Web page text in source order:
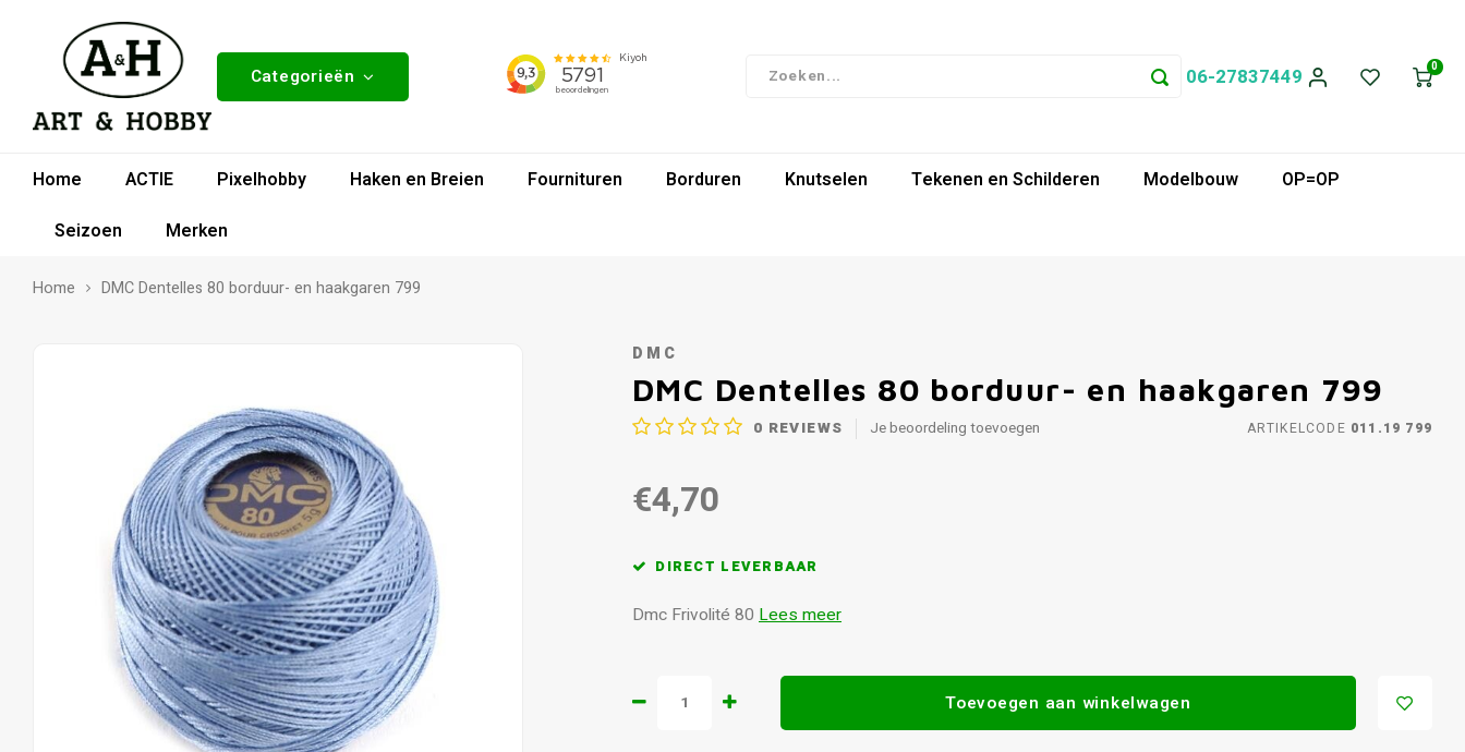
Categorieën 06-27837449 0
Home ACTIE Pixelhobby Haken en Breien Fournituren Borduren Knutselen Tekenen en Schilderen Modelbouw
OP=OP
Seizoen
Merken
Home DMC Dentelles 80 borduur- en haakgaren 799
DMC
DMC Dentelles 80 borduur- en haakgaren 799
0 REVIEWS Je beoordeling toevoegen ARTIKELCODE 011.19 799
€4,70
DIRECT LEVERBAAR
Dmc Frivolité 80 Lees meer
Toevoegen aan winkelwagen